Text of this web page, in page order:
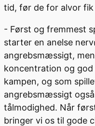
tid, før de for alvor fik
- Først og fremmest
starter en anelse
angrebsmæssigt,
koncentration og god
kampen, og som
angrebsmæssigt
tålmodighed. Når
bringer vi os til gode